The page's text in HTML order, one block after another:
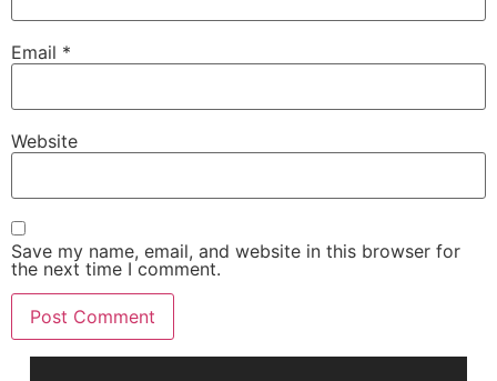
Email *
Website
Save my name, email, and website in this browser for
the next time I comment.